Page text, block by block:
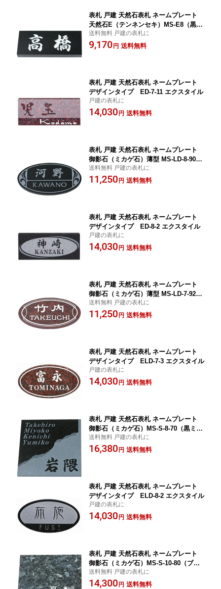
表札 戸建 天然石表札 ネームプレート
天然石E（テンネンセキ）MS-E8（黒ミ
カゲ石） 丸三タカギ
送料無料 戸建の表札に
9,170 円 送料無料
表札 戸建 天然石表札 ネームプレート
デザインタイプ ED-7-11 エクスタイル
戸建の表札に
14,030 円 送料無料
表札 戸建 天然石表札 ネームプレート
御影石（ミカゲ石）薄型 MS-LD-8-90
（黒ミカゲ石） 丸三タカギ
送料無料 戸建の表札に
11,250 円 送料無料
表札 戸建 天然石表札 ネームプレート
デザインタイプ ED-8-2 エクスタイル
戸建の表札に
14,030 円 送料無料
表札 戸建 天然石表札 ネームプレート
御影石（ミカゲ石）薄型 MS-LD-7-92
（赤ミカゲ石） 丸三タカギ
送料無料 戸建の表札に
11,250 円 送料無料
表札 戸建 天然石表札 ネームプレート
デザインタイプ ELD-7-3 エクスタイル
戸建の表札に
14,030 円 送料無料
表札 戸建 天然石表札 ネームプレート
御影石（ミカゲ石）MS-S-8-70（黒ミカ
ゲ石） 丸三タカギ
送料無料 戸建の表札に
16,380 円 送料無料
表札 戸建 天然石表札 ネームプレート
デザインタイプ ELD-8-2 エクスタイル
戸建の表札に
14,030 円 送料無料
表札 戸建 天然石表札 ネームプレート
御影石（ミカゲ石）MS-S-10-80（ブル
ーパール石） 丸三タカギ
送料無料 戸建の表札に
14,300 円 送料無料